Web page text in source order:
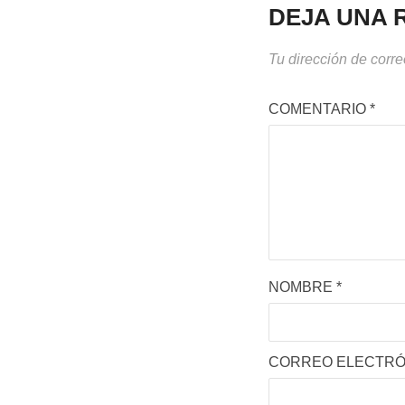
DEJA UNA
Tu dirección de
COMENTARIO *
NOMBRE *
CORREO